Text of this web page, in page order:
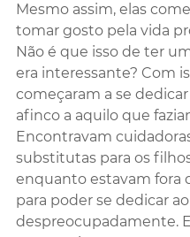
Mesmo assim, elas
tomar gosto pela vida
Não é que isso de ter
era interessante? Com
começaram a se
afinco a aquilo que
Encontravam
substitutas para os
enquanto estavam fora
para poder se dedicar
despreocupadamente.